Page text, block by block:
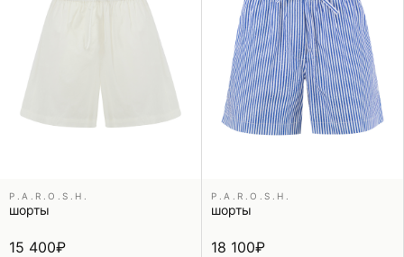
P.A.R.O.S.H.
шорты
15 400₽
P.A.R.O.S.H.
шорты
18 100₽